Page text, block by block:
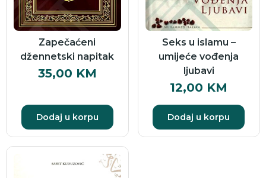
Zapečaćeni
džennetski napitak
35,00 KM
Dodaj u korpu
Seks u islamu –
umijeće vođenja
ljubavi
12,00 KM
Dodaj u korpu